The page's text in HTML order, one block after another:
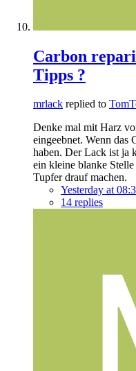
Carbon
Tipps ?
mrlack replied to
Denke mal mit Harz
eingeebnet. Wenn das
haben. Der Lack ist ja
ein kleine blanke
Tupfer drauf machen.
Yesterday at
14 replies